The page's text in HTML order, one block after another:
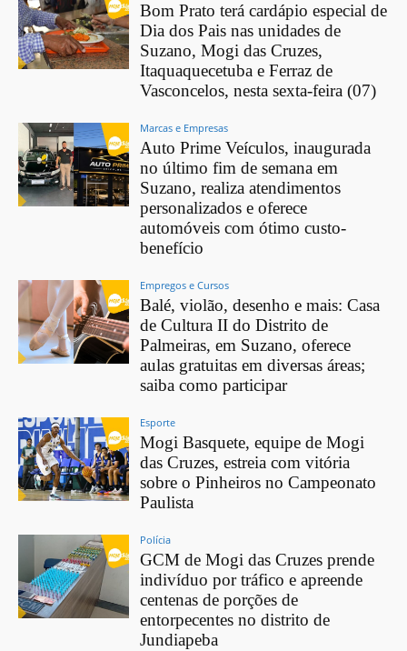
Bom Prato terá cardápio especial de
Dia dos Pais nas unidades de
Suzano, Mogi das Cruzes,
Itaquaquecetuba e Ferraz de
Vasconcelos, nesta sexta-feira (07)
Marcas e Empresas
Auto Prime Veículos, inaugurada
no último fim de semana em
Suzano, realiza atendimentos
personalizados e oferece
automóveis com ótimo custo-
benefício
Empregos e Cursos
Balé, violão, desenho e mais: Casa
de Cultura II do Distrito de
Palmeiras, em Suzano, oferece
aulas gratuitas em diversas áreas;
saiba como participar
Esporte
Mogi Basquete, equipe de Mogi
das Cruzes, estreia com vitória
sobre o Pinheiros no Campeonato
Paulista
Polícia
GCM de Mogi das Cruzes prende
indivíduo por tráfico e apreende
centenas de porções de
entorpecentes no distrito de
Jundiapeba